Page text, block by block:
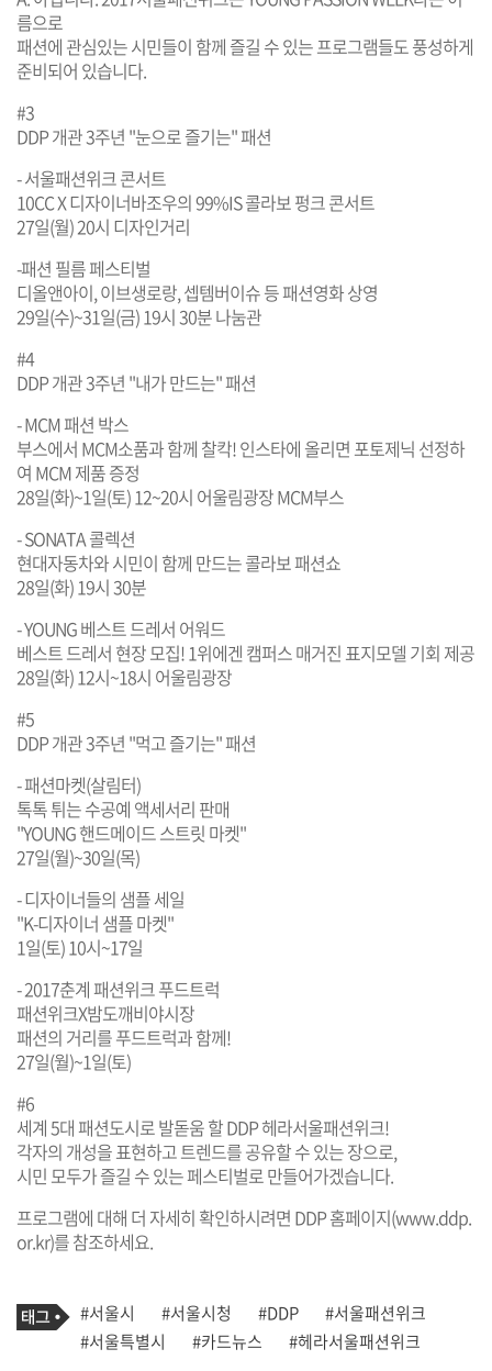
름으로
패션에 관심있는 시민들이 함께 즐길 수 있는 프로그램들도 풍성하게
준비되어 있습니다.
#3
DDP 개관 3주년 "눈으로 즐기는" 패션
- 서울패션위크 콘서트
10CC X 디자이너바조우의 99%IS 콜라보 펑크 콘서트
27일(월) 20시 디자인거리
-패션 필름 페스티벌
디올앤아이, 이브생로랑, 셉템버이슈 등 패션영화 상영
29일(수)~31일(금) 19시 30분 나눔관
#4
DDP 개관 3주년 "내가 만드는" 패션
- MCM 패션 박스
부스에서 MCM소품과 함께 찰칵! 인스타에 올리면 포토제닉 선정하
여 MCM 제품 증정
28일(화)~1일(토) 12~20시 어울림광장 MCM부스
- SONATA 콜렉션
현대자동차와 시민이 함께 만드는 콜라보 패션쇼
28일(화) 19시 30분
- YOUNG 베스트 드레서 어워드
베스트 드레서 현장 모집! 1위에겐 캠퍼스 매거진 표지모델 기회 제공
28일(화) 12시~18시 어울림광장
#5
DDP 개관 3주년 "먹고 즐기는" 패션
- 패션마켓(살림터)
톡톡 튀는 수공예 액세서리 판매
"YOUNG 핸드메이드 스트릿 마켓"
27일(월)~30일(목)
- 디자이너들의 샘플 세일
"K-디자이너 샘플 마켓"
1일(토) 10시~17일
- 2017춘계 패션위크 푸드트럭
패션위크X밤도깨비야시장
패션의 거리를 푸드트럭과 함께!
27일(월)~1일(토)
#6
세계 5대 패션도시로 발돋움 할 DDP 헤라서울패션위크!
각자의 개성을 표현하고 트렌드를 공유할 수 있는 장으로,
시민 모두가 즐길 수 있는 페스티벌로 만들어가겠습니다.
프로그램에 대해 더 자세히 확인하시려면 DDP 홈페이지(www.ddp.
or.kr)를 참조하세요.
기
사
관
련
태
그
#서울시 #서울시청 #DDP
#서울패션위크
#서울특별시
#카드뉴스 #헤라서울패션위크